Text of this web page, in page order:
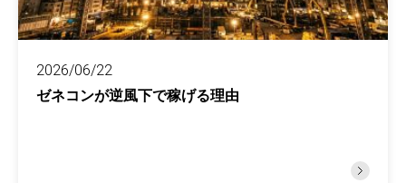
2026/06/22
ゼネコンが逆風下で稼げる理由